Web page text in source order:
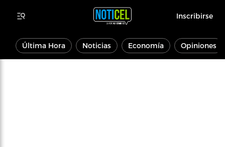
Inscribirse
Última Hora Noticias Economía Opiniones